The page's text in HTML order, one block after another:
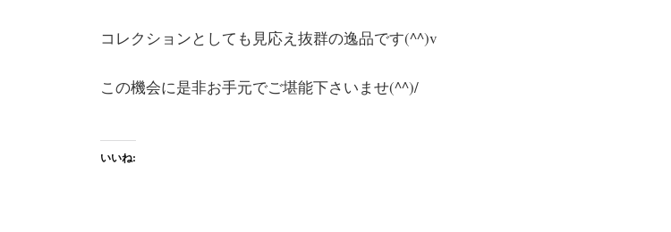
コレクションとしても見応え抜群の逸品です(^^)v
この機会に是非お手元でご堪能下さいませ(^^)/
いいね: